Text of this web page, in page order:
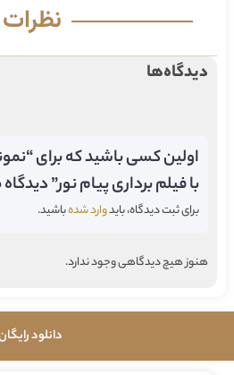
نظرات
دیدگاه‌ها
اولین کسی باشید که برای
با فیلم برداری پیام نور”
برای ثبت دیدگاه، بایدوارد شدهباشید.
هنوز هیچ دیدگاهی وجود ندارد.
دانلود